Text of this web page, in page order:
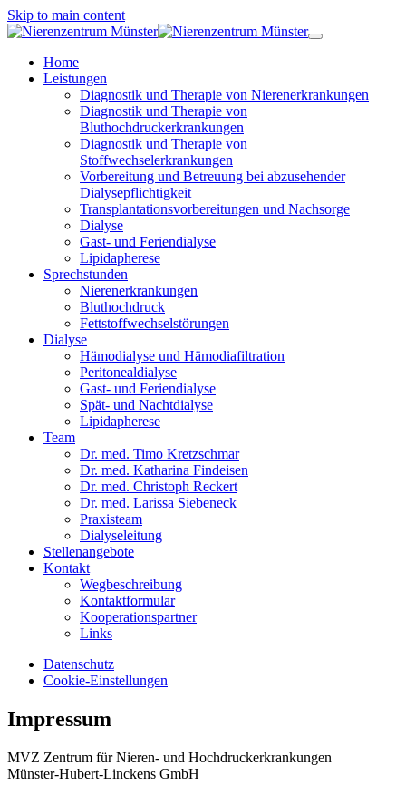
Skip to main content
Home
Leistungen
Diagnostik und Therapie von Nierenerkrankungen
Diagnostik und Therapie von
Bluthochdruckerkrankungen
Diagnostik und Therapie von
Stoffwechselerkrankungen
Vorbereitung und Betreuung bei abzusehender
Dialysepflichtigkeit
Transplantationsvorbereitungen und Nachsorge
Dialyse
Gast- und Feriendialyse
Lipidapherese
Sprechstunden
Nierenerkrankungen
Bluthochdruck
Fettstoffwechselstörungen
Dialyse
Hämodialyse und Hämodiafiltration
Peritonealdialyse
Gast- und Feriendialyse
Spät- und Nachtdialyse
Lipidapherese
Team
Dr. med. Timo Kretzschmar
Dr. med. Katharina Findeisen
Dr. med. Christoph Reckert
Dr. med. Larissa Siebeneck
Praxisteam
Dialyseleitung
Stellenangebote
Kontakt
Wegbeschreibung
Kontaktformular
Kooperationspartner
Links
Datenschutz
Cookie-Einstellungen
Impressum
MVZ Zentrum für Nieren- und Hochdruckerkrankungen
Münster-Hubert-Linckens GmbH